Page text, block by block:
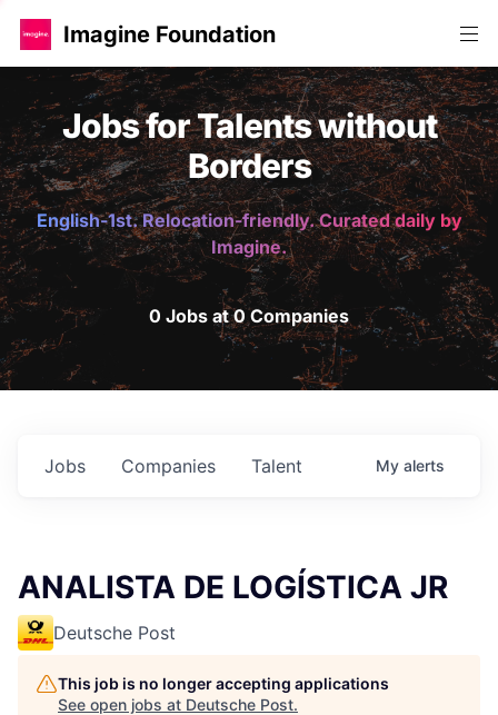
Imagine Foundation
Jobs for Talents without
Borders
English-1st. Relocation-friendly. Curated daily by
Imagine.
0 Jobs at 0 Companies
Jobs Companies Talent My alerts
ANALISTA DE LOGÍSTICA JR
Deutsche Post
This job is no longer accepting applications
See open jobs at Deutsche Post.